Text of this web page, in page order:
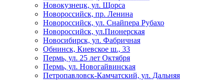
Новокузнецк, ул. Щорса
Новороссийск, пр. Ленина
Новороссийск, ул. Снайпера Рубахо
Новороссийск, ул.Пионерская
Новосибирск, ул. Фабричная
Обнинск, Киевское ш., 33
Пермь, ул. 25 лет Октября
Пермь, ул. Новогайвинская
Петропавловск-Камчатский, ул. Дальняя